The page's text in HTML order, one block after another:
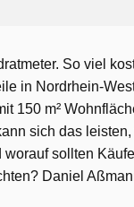
So viel
in Nordrhein-
150 m²
sich das
worauf sollten
Daniel